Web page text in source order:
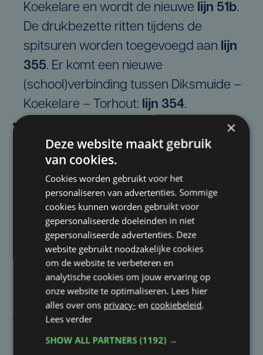
Koekelare en wordt de nieuwe lijn 51b.
De drukbezette ritten tijdens de
spitsuren worden toegevoegd aan lijn
355. Er komt een nieuwe
(school)verbinding tussen Diksmuide –
Koekelare – Torhout: lijn 354.
De dal- en schoolvakantiebediening op
lijn 32wordt geschrapt.
Lijn 55wordt gekoppeld aan
verbinding tussen Oostende en
Koekelare en wordt de nieuwelijn 51b
De drukbezette ritten tijdens de
spitsuren worden toegevoegd aan
355. Er komt een nieuwe
(school)verbinding tussen Diksmuide –
Koekelare – Torhout:lijn 354.
Tijdens daluren op weekdagen daalt de
frequentie oplijn 71van 60 naar 120
×
Deze website maakt gebruik
van cookies.
Cookies worden gebruikt voor het
personaliseren van advertenties. Sommige
cookies kunnen worden gebruikt voor
gepersonaliseerde doeleinden in niet
gepersonaliseerde advertenties. Deze
website gebruikt noodzakelijke cookies
om de website te verbeteren en
analytische cookies om jouw ervaring op
onze website te optimaliseren. Lees hier
alles over ons privacy- en cookiebeleid.
Lees verder
SHOW ALL PARTNERS(1192) →